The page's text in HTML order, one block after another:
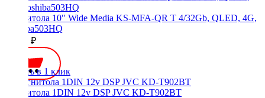
Магнитола 10" Wide Media KS-MFA-QR T 4/32Gb, QLED, 4G,
Toshiba503HQ
24000 ₽
Купить в 1 клик
Магнитола 1DIN 12v DSP JVC KD-T902BT